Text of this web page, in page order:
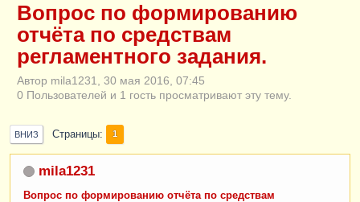
Вопрос по формированию
отчёта по средствам
регламентного задания.
Автор mila1231, 30 мая 2016, 07:45
0 Пользователей и 1 гость просматривают эту тему.
ВНИЗ Страницы 1
mila1231
Вопрос по формированию отчёта по средствам